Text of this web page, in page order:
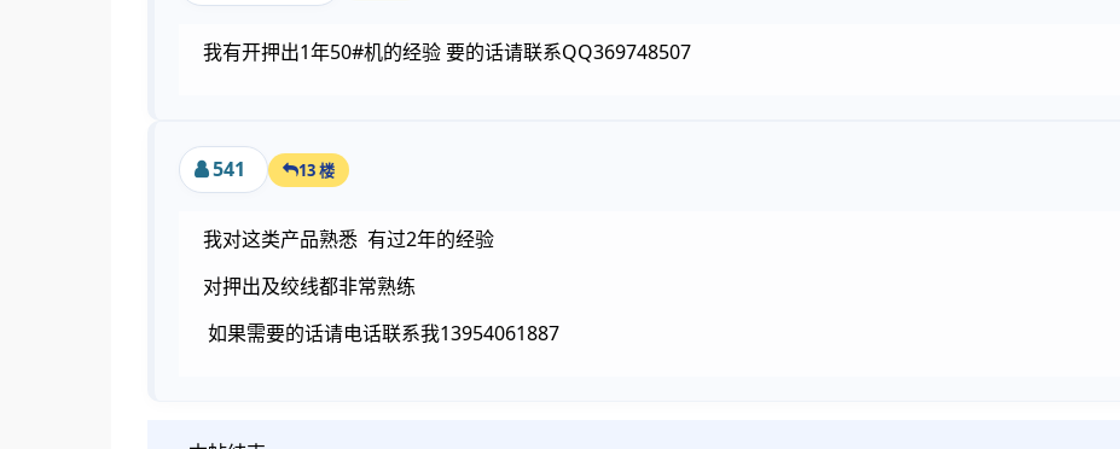
我有开押出1年50#机的经验 要的话请联系QQ369748507
541 13 楼
我对这类产品熟悉 有过2年的经验
对押出及绞线都非常熟练
如果需要的话请电话联系我13954061887